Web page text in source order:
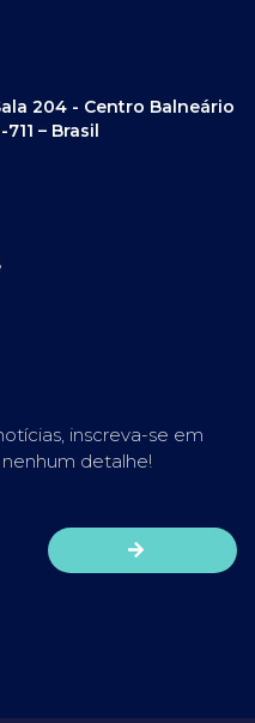
204 - Centro Balneário
– Brasil
inscreva-se em
detalhe!